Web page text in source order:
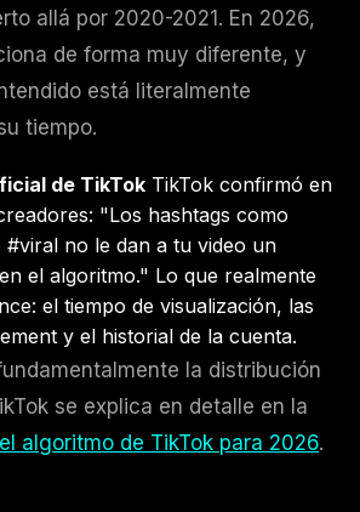
allá por 2020-2021. En 2026,
de forma muy diferente, y
está literalmente
tiempo.
de TikTok TikTok confirmó en
"Los hashtags como
#viral no le dan a tu video un
el algoritmo." Lo que realmente
el tiempo de visualización, las
y el historial de la cuenta.
la distribución
se explica en detalle en la
algoritmo de TikTok para 2026.